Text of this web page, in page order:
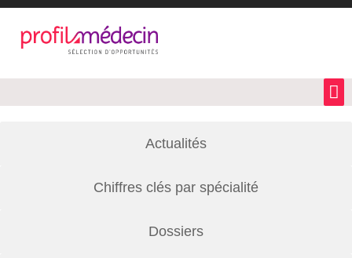
Actualités
Chiffres clés par spécialité
Dossiers